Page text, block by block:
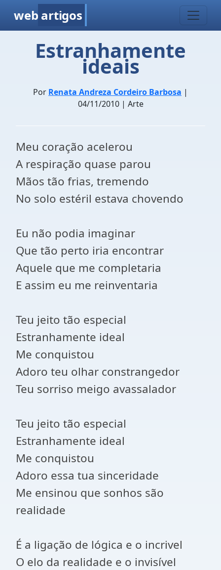
web artigos
Estranhamente
ideais
Por Renata Andreza Cordeiro Barbosa |
04/11/2010 | Arte
Meu coração acelerou
A respiração quase parou
Mãos tão frias, tremendo
No solo estéril estava chovendo
Eu não podia imaginar
Que tão perto iria encontrar
Aquele que me completaria
E assim eu me reinventaria
Teu jeito tão especial
Estranhamente ideal
Me conquistou
Adoro teu olhar constrangedor
Teu sorriso meigo avassalador
Teu jeito tão especial
Estranhamente ideal
Me conquistou
Adoro essa tua sinceridade
Me ensinou que sonhos são
realidade
É a ligação de lógica e o incrivel
O elo da realidade e o invisível